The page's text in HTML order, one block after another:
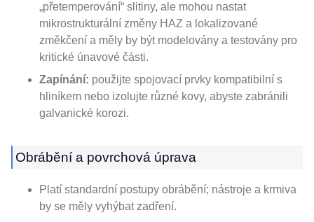
„přetemperování“ slitiny, ale mohou nastat
mikrostrukturální změny HAZ a lokalizované
změkčení a měly by být modelovány a testovány pro
kritické únavové části.
Zapínání: použijte spojovací prvky kompatibilní s
hliníkem nebo izolujte různé kovy, abyste zabránili
galvanické korozi.
Obrábění a povrchová úprava
Platí standardní postupy obrábění; nástroje a krmiva
by se měly vyhýbat zadření.